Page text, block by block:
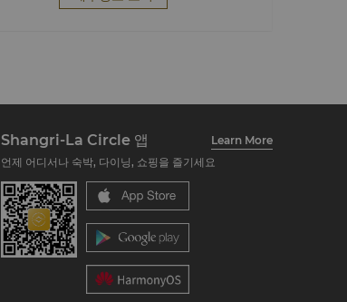
Shangri-La Circle 앱
Learn More
언제 어디서나 숙박, 다이닝, 쇼핑을 즐기세요